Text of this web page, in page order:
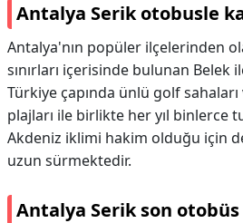
Antalya Serik otobusle
Antalya'nın popüler ilçelerinden
sınırları içerisinde bulunan Belek
Türkiye çapında ünlü golf
plajları ile birlikte her yıl binlerce
Akdeniz iklimi hakim olduğu için
uzun sürmektedir.
Antalya Serik son